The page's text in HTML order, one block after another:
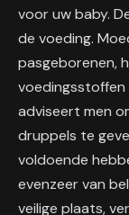
voor uw baby.
de voeding.
pasgeborenen,
voedingsstoffen
adviseert men
druppels te
voldoende
evenzeer van
veilige plaats,